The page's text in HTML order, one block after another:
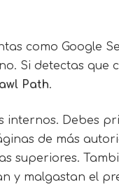
como Google
Si detectas
Path.
Debes
de más
y malgastan el